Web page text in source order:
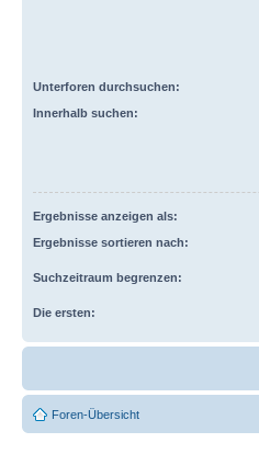
Unterforen durchsuchen:
Innerhalb suchen:
Ergebnisse anzeigen als:
Ergebnisse sortieren nach:
Suchzeitraum begrenzen:
Die ersten:
Foren-Übersicht